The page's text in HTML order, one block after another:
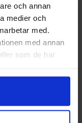
och annan
medier och
med.
med annan
som de har